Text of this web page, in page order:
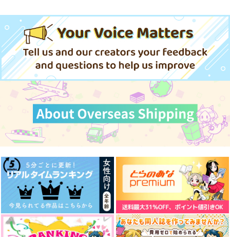
あさまでのもうぜ
3,144円（税込）
陸奥守吉行×肥前忠広
サンプル
作品詳細
1,007円（税込）
陸奥守吉行×肥前忠広
陸奥守に表紙を描いて
欲しい
かもがわうどん
787 （税込）
陸奥守吉行×肥前忠広
サンプル
蔵に宿りし愛のたね
おれはむつサーのひぜ
ふゆ、そばにいるよ。